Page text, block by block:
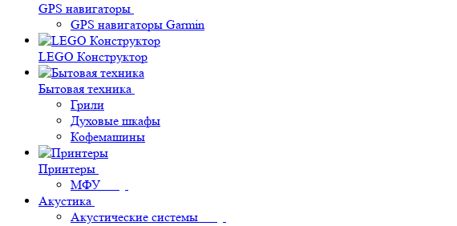
GPS навигаторы
GPS навигаторы Garmin
LEGO Конструктор
Бытовая техника
Грили
Духовые шкафы
Кофемашины
Принтеры
МФУ
Акустика
Акустические системы